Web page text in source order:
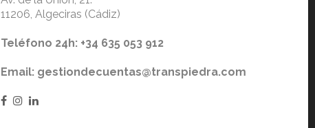
11206, Algeciras (Cádiz)
Teléfono 24h: +34 635 053 912
Email: gestiondecuentas@transpiedra.com